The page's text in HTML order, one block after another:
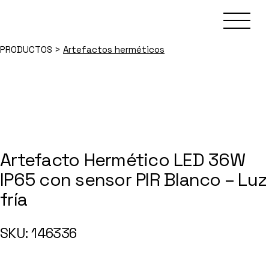
PRODUCTOS > Artefactos herméticos
Artefacto Hermético LED 36W
IP65 con sensor PIR Blanco – Luz
fría
SKU: 146336